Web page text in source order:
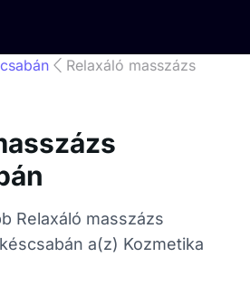
Relaxáló masszázs
Relaxáló masszázs
a(z) Kozmetika